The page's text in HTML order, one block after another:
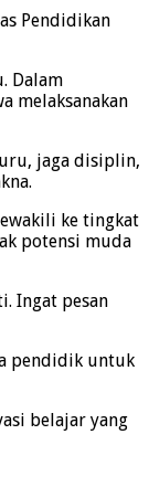
Pendidikan
Dalam
melaksanakan
jaga disiplin,
ke tingkat
potensi muda
Ingat pesan
pendidik untuk
belajar yang